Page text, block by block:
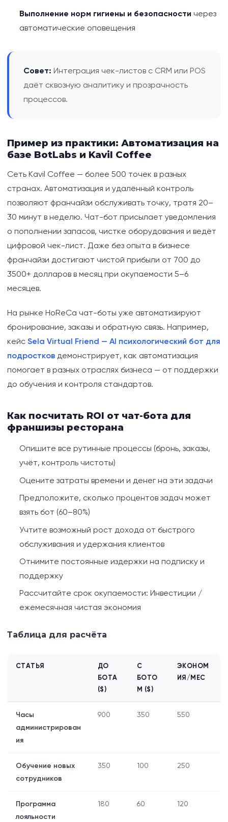
Выполнение норм гигиены и безопасности через
автоматические оповещения
Совет: Интеграция чек-листов с CRM или POS
даёт сквозную аналитику и прозрачность
процессов.
Пример из практики: Автоматизация на
базе BotLabs и Kavil Coffee
Сеть Kavil Coffee — более 500 точек в разных
странах. Автоматизация и удалённый контроль
позволяют франчайзи обслуживать точку, тратя 20–
30 минут в неделю. Чат-бот присылает уведомления
о пополнении запасов, чистке оборудования и ведёт
цифровой чек-лист. Даже без опыта в бизнесе
франчайзи достигают чистой прибыли от 700 до
3500+ долларов в месяц при окупаемости 5–6
месяцев.
На рынке HoReCa чат-боты уже автоматизируют
бронирование, заказы и обратную связь. Например,
кейс Sela Virtual Friend — AI психологический бот для
подростков демонстрирует, как автоматизация
помогает в разных отраслях бизнеса — от поддержки
до обучения и контроля стандартов.
Как посчитать ROI от чат-бота для
франшизы ресторана
Опишите все рутинные процессы (бронь, заказы,
учёт, контроль чистоты)
Оцените затраты времени и денег на эти задачи
Предположите, сколько процентов задач может
взять бот (60–80%)
Учтите возможный рост дохода от быстрого
обслуживания и удержания клиентов
Отнимите постоянные издержки на подписку и
поддержку
Рассчитайте срок окупаемости: Инвестиции /
ежемесячная чистая экономия
Таблица для расчёта
СТАТЬЯ
ДО
БОТА
($)
С
БОТО
М ($)
ЭКОНОМ
ИЯ/МЕС
Часы
администрирован
ия
900 350 550
Обучение новых
сотрудников
350 100 250
Программа
лояльности
180 60 120